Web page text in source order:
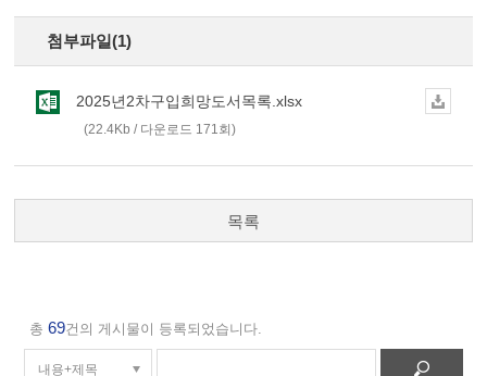
첨부파일(1)
2025년2차구입희망도서목록.xlsx
(22.4Kb / 다운로드 171회)
목록
총69건의 게시물이 등록되었습니다.